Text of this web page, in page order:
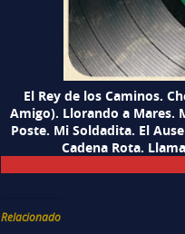
El Rey de los Caminos.
Amigo). Llorando a Mares.
Poste. Mi Soldadita. El
Cadena Rota.
Relacionado